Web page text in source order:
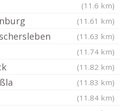
(11.6 km)
(11.61 km)
(11.63 km)
(11.74 km)
(11.82 km)
(11.83 km)
(11.84 km)